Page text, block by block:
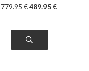
779.95€489.95€